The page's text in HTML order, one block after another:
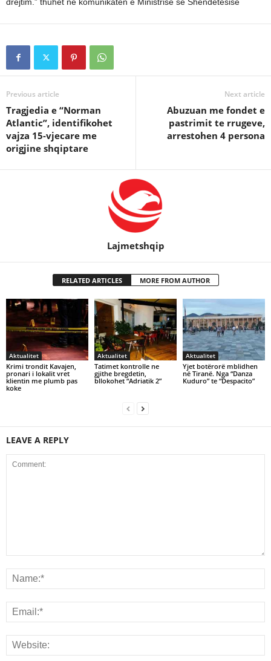
drejtim.” thuhet në komunikatën e Ministrisë së Shëndetësisë
Previous article
Tragjedia e “Norman
Atlantic”, identifikohet
vajza 15-vjecare me
origjine shqiptare
Next article
Abuzuan me fondet e
pastrimit te rrugeve,
arrestohen 4 persona
Lajmetshqip
RELATED ARTICLES MORE FROM AUTHOR
Aktualitet
Krimi trondit Kavajen,
pronari i lokalit vret
klientin me plumb pas
koke
Aktualitet
Tatimet kontrolle ne
gjithe bregdetin,
bllokohet “Adriatik 2”
Aktualitet
Yjet botërorë mblidhen
në Tiranë. Nga “Danza
Kuduro” te “Despacito”
LEAVE A REPLY